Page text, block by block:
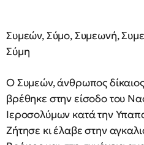
Συμεών, Σύμο, Συμεωνή,
Σύμη
O Συμεών, άνθρωπος
βρέθηκε στην είσοδο του
Ιεροσολύμων κατά την
Ζήτησε κι έλαβε στην